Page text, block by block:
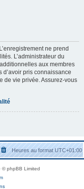
ne prend
L’administrateur du
aux membres
d’avoir pris connaissance
de vie privée. Assurez-vous
Heures au formatUTC+01:00
© phpBB Limited